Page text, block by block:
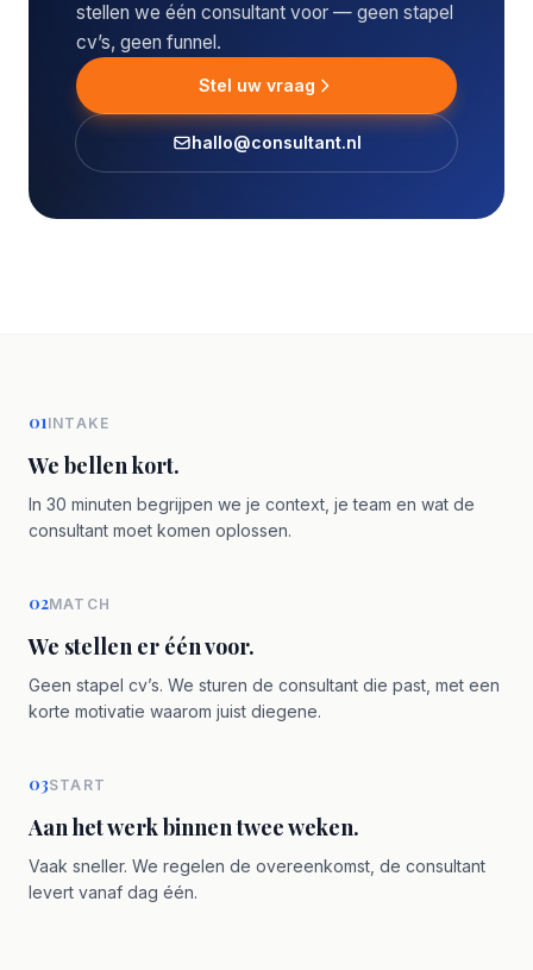
stellen we één consultant voor — geen stapel
cv’s, geen funnel.
Stel uw vraag
hallo@consultant.nl
01INTAKE
We bellen kort.
In 30 minuten begrijpen we je context, je team en wat de
consultant moet komen oplossen.
02MATCH
We stellen er één voor.
Geen stapel cv’s. We sturen de consultant die past, met een
korte motivatie waarom juist diegene.
03START
Aan het werk binnen twee weken.
Vaak sneller. We regelen de overeenkomst, de consultant
levert vanaf dag één.